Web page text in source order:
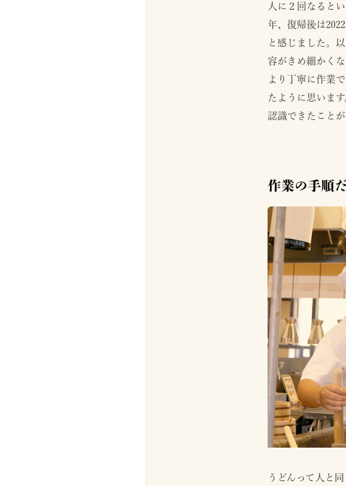
人に２回なると
年、復帰後は
と感じました。
容がきめ細かく
より丁寧に作業
たように思いま
認識できたこと
作業の手順
うどんって人と